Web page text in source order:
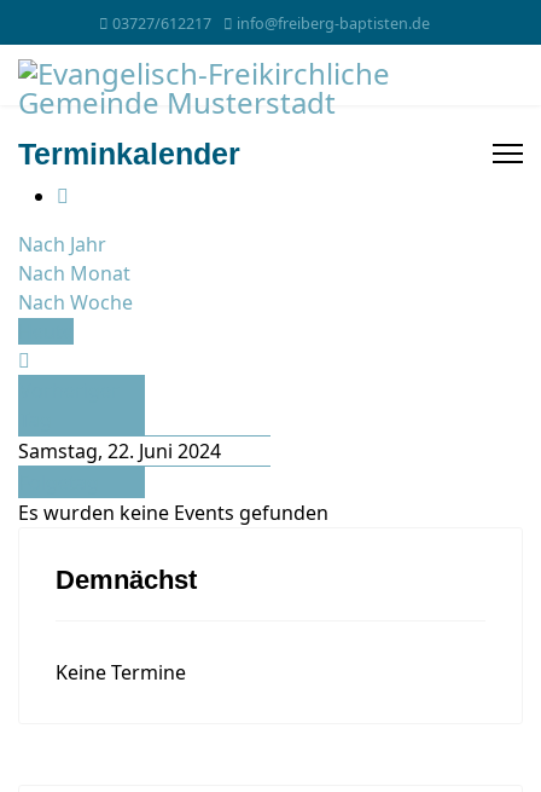
03727/612217 info@freiberg-baptisten.de
Terminkalender
Nach Jahr
Nach Monat
Nach Woche
Samstag, 22. Juni 2024
Es wurden keine Events gefunden
Demnächst
Keine Termine